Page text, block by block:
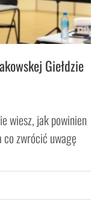
Giełdzie
wiesz, jak powinien
zwrócić uwagę